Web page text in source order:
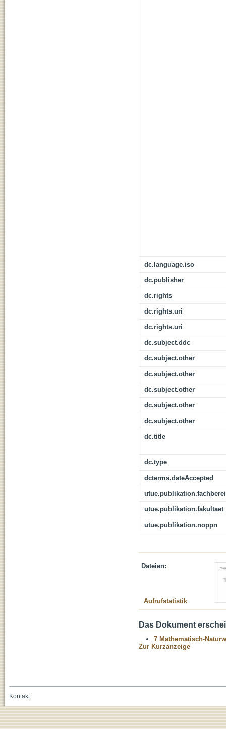
dc.language.iso
dc.publisher
dc.rights
dc.rights.uri
dc.rights.uri
dc.subject.ddc
dc.subject.other
dc.subject.other
dc.subject.other
dc.subject.other
dc.subject.other
dc.title
dc.type
dcterms.dateAccepted
utue.publikation.fakultaet
utue.publikation.noppn
Dateien:
Aufrufstatistik
Das Dokument
7 Mathematisch-
Zur Kurzanzeige
Kontakt